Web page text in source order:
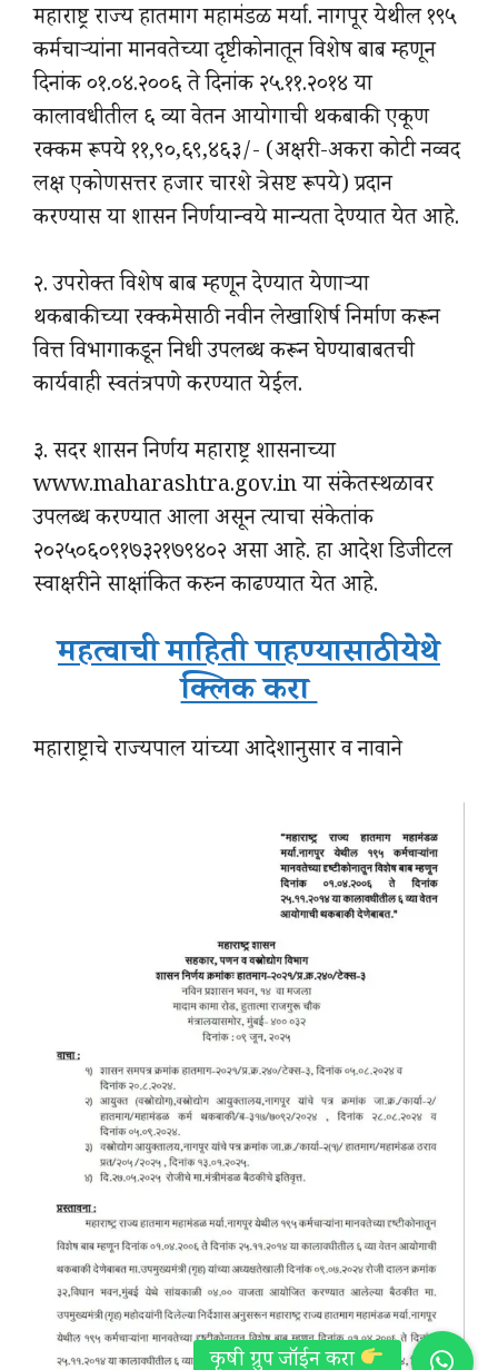
महाराष्ट्र राज्य हातमाग महामंडळ मर्या. नागपूर येथील १९५
कर्मचाऱ्यांना मानवतेच्या दृष्टीकोनातून विशेष बाब म्हणून
दिनांक ०१.०४.२००६ ते दिनांक २५.११.२०१४ या
कालावधीतील ६ व्या वेतन आयोगाची थकबाकी एकूण
रक्कम रूपये ११,९०,६९,४६३/- (अक्षरी-अकरा कोटी नव्वद
लक्ष एकोणसत्तर हजार चारशे त्रेसष्ट रूपये) प्रदान
करण्यास या शासन निर्णयान्वये मान्यता देण्यात येत आहे.
२. उपरोक्त विशेष बाब म्हणून देण्यात येणाऱ्या
थकबाकीच्या रक्कमेसाठी नवीन लेखाशिर्ष निर्माण करून
वित्त विभागाकडून निधी उपलब्ध करून घेण्याबाबतची
कार्यवाही स्वतंत्रपणे करण्यात येईल.
३. सदर शासन निर्णय महाराष्ट्र शासनाच्या
www.maharashtra.gov.in या संकेतस्थळावर
उपलब्ध करण्यात आला असून त्याचा संकेतांक
२०२५०६०९१७३२१७९४०२ असा आहे. हा आदेश डिजीटल
स्वाक्षरीने साक्षांकित करुन काढण्यात येत आहे.
महत्वाची माहिती पाहण्यासाठी येथे
क्लिक करा
महाराष्ट्राचे राज्यपाल यांच्या आदेशानुसार व नावाने